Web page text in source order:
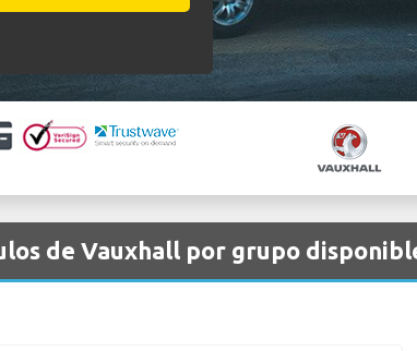
de Vauxhall por grupo